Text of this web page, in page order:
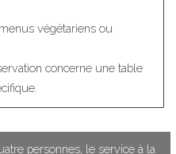
végétariens ou
concerne une table
personnes, le service à la